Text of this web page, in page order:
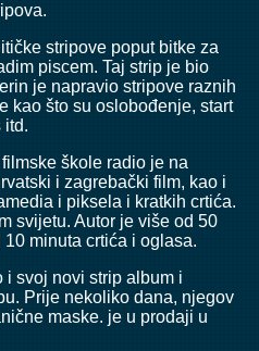
stripove poput bitke za
piscem. Taj strip je bio
je napravio stripove raznih
kao što su oslobođenje, start
itd.
škole radio je na
i zagrebački film, kao i
i piksela i kratkih crtića.
svijetu. Autor je više od 50
minuta crtića i oglasa.
i svoj novi strip album i
Prije nekoliko dana, njegov
maske. je u prodaji u